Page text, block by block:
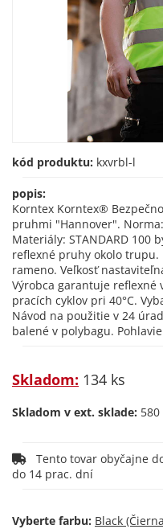
kód produktu: kxvrbl-l
popis:
Korntex Korntex® Bezpečnostná vesta so štyrmi reflexnými
pruhmi "Hannover".
Materiály: STANDARD 100
reflexné pruhy okolo trupu.
rameno. Veľkosť
Výrobca garantuje reflexné
pracích cyklov pri 40°C.
Návod na použitie v 24
balené v polybagu.
Skladom: 134 ks
Skladom v ext. sklade: 580
do 14 prac. dní
Vyberte farbu: